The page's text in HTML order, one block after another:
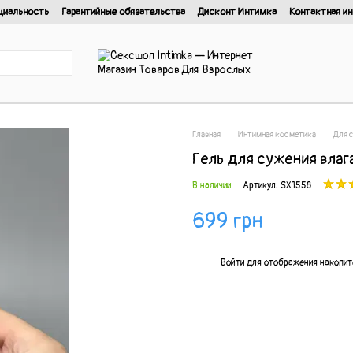
Гарантийные обязательства Дисконт Интимка Контактная
Главная Интимная косметика Для
Гель для сужения
В наличии Артикул: SX1558
699 грн
Войти для отображения